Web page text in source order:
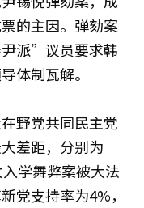
的主因。弹劾案
派”议员要求韩
体制瓦解。
野党共同民主党
差距，分别为
学舞弊案被大法
党支持率为4%，